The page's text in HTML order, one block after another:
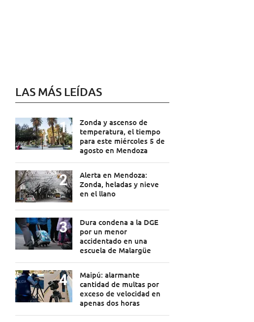
LAS MÁS LEÍDAS
Zonda y ascenso de
temperatura, el tiempo
para este miércoles 5 de
agosto en Mendoza
Alerta en Mendoza:
Zonda, heladas y nieve
en el llano
Dura condena a la DGE
por un menor
accidentado en una
escuela de Malargüe
Maipú: alarmante
cantidad de multas por
exceso de velocidad en
apenas dos horas